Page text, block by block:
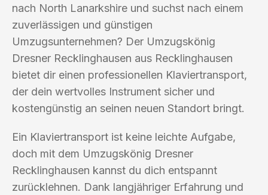
nach North Lanarkshire und suchst nach einem
zuverlässigen und günstigen
Umzugsunternehmen? Der Umzugskönig
Dresner Recklinghausen aus Recklinghausen
bietet dir einen professionellen Klaviertransport,
der dein wertvolles Instrument sicher und
kostengünstig an seinen neuen Standort bringt.
Ein Klaviertransport ist keine leichte Aufgabe,
doch mit dem Umzugskönig Dresner
Recklinghausen kannst du dich entspannt
zurücklehnen. Dank langjähriger Erfahrung und